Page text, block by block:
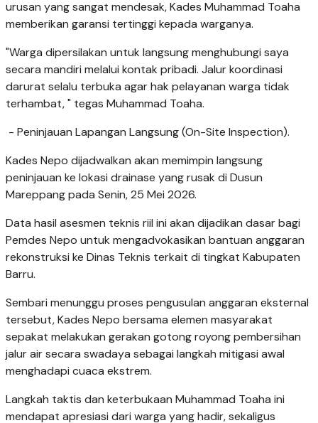
urusan yang sangat mendesak, Kades Muhammad Toaha
memberikan garansi tertinggi kepada warganya.
​"Warga dipersilakan untuk langsung menghubungi saya
secara mandiri melalui kontak pribadi. Jalur koordinasi
darurat selalu terbuka agar hak pelayanan warga tidak
terhambat, " tegas Muhammad Toaha.
​ - Peninjauan Lapangan Langsung (On-Site Inspection).
​Kades Nepo dijadwalkan akan memimpin langsung
peninjauan ke lokasi drainase yang rusak di Dusun
Mareppang pada Senin, 25 Mei 2026.
Data hasil asesmen teknis riil ini akan dijadikan dasar bagi
Pemdes Nepo untuk mengadvokasikan bantuan anggaran
rekonstruksi ke Dinas Teknis terkait di tingkat Kabupaten
Barru.
​Sembari menunggu proses pengusulan anggaran eksternal
tersebut, Kades Nepo bersama elemen masyarakat
sepakat melakukan gerakan gotong royong pembersihan
jalur air secara swadaya sebagai langkah mitigasi awal
menghadapi cuaca ekstrem.
​Langkah taktis dan keterbukaan Muhammad Toaha ini
mendapat apresiasi dari warga yang hadir, sekaligus